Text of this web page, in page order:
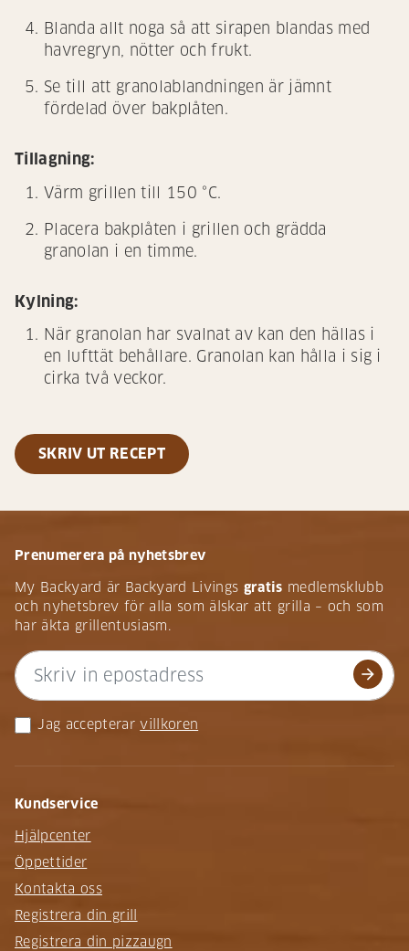
Blanda allt noga så att sirapen blandas med
havregryn, nötter och frukt.
Se till att granolablandningen är jämnt
fördelad över bakplåten.
Tillagning:
Värm grillen till 150 °C.
Placera bakplåten i grillen och grädda
granolan i en timme.
Kylning:
När granolan har svalnat av kan den hällas i
en lufttät behållare. Granolan kan hålla i sig i
cirka två veckor.
SKRIV UT RECEPT
Prenumerera på nyhetsbrev
My Backyard är Backyard Livings gratis medlemsklubb
och nyhetsbrev för alla som älskar att grilla – och som
har äkta grillentusiasm.
arrow_forward
Jag accepterar villkoren
Kundservice
Hjälpcenter
Öppettider
Kontakta oss
Registrera din grill
Registrera din pizzaugn